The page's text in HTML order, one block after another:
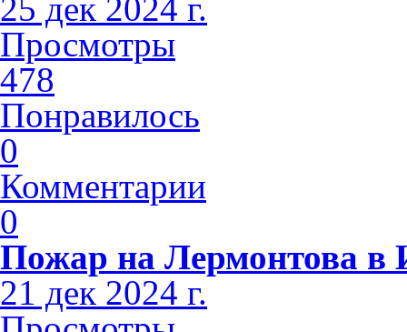
25 дек 2024 г.
Просмотры
478
Понравилось
0
Комментарии
0
Пожар на Лермонтова в
21 дек 2024 г.